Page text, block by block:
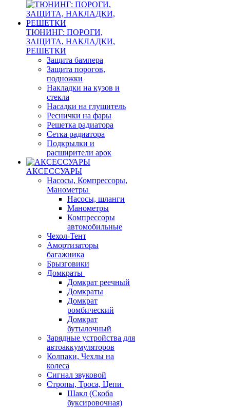
ТЮНИНГ: ПОРОГИ,
ЗАЩИТА, НАКЛАДКИ,
РЕШЕТКИ
Защита бампера
Защита порогов,
подножки
Накладки на кузов и
стекла
Насадки на глушитель
Реснички на фары
Решетка радиатора
Сетка радиатора
Подкрылки и
расширители арок
АКСЕССУАРЫ
Насосы, Компрессоры,
Манометры
Насосы, шланги
Манометры
Компрессоры
автомобильные
Чехол-Тент
Амортизаторы
багажника
Брызговики
Домкраты
Домкрат реечный
Домкраты
Домкрат
ромбический
Домкрат
бутылочный
Зарядные устройства для
автоаккумуляторов
Колпаки, Чехлы на
колеса
Сигнал звуковой
Стропы, Троса, Цепи
Шакл (Скоба
буксировочная)